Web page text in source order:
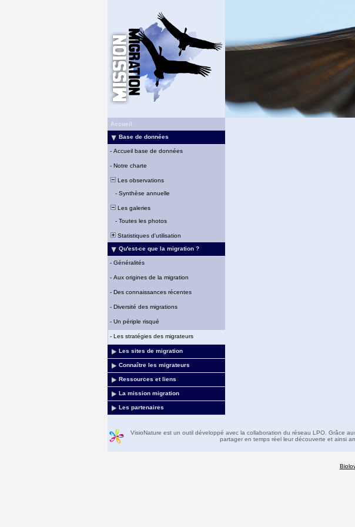
Accueil
Base de données
- Accueil base de données
- Notre charte
Les observations
- Synthèse annuelle
Les galeries
- Toutes les photos
Statistiques d'utilisation
Qu'est-ce que la migration ?
- Généralités
- Aux origines de la migration
- Des connaissances récentes
- Diversité des migrations
- Un périple risqué
- Les stratégies des migrateurs
Les sites de migration
Connaître les migrateurs
Ressources et liens
La mission migration
Les partenaires
VisioNature est un outil développé avec la collaboration du réseau LPO. Grâce
partager en temps réel leur découverte et ainsi